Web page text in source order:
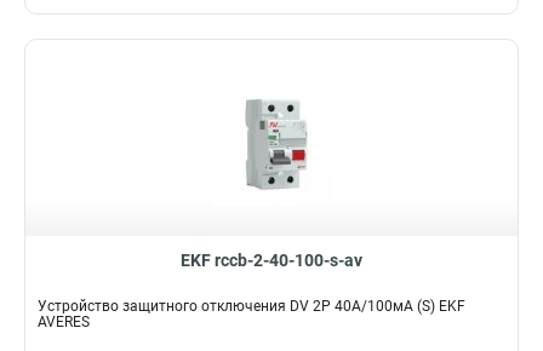
EKF rccb-2-40-100-s-av
Устройство защитного отключения DV 2P 40А/100мА (S) EKF
AVERES